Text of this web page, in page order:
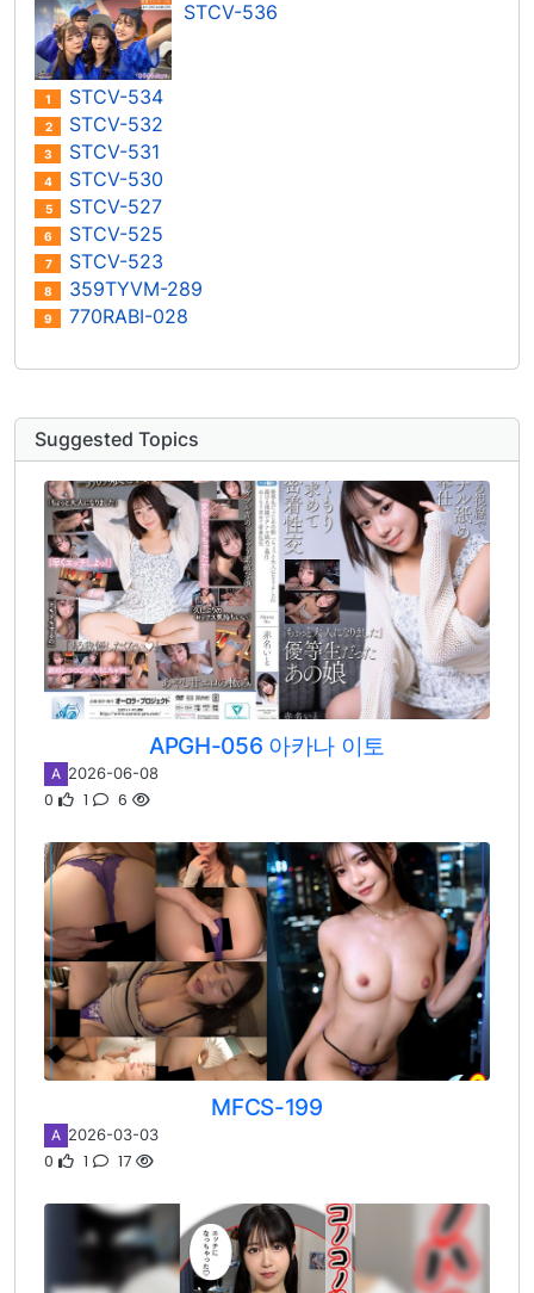
STCV-536
1 STCV-534
2 STCV-532
3 STCV-531
4 STCV-530
5 STCV-527
6 STCV-525
7 STCV-523
8 359TYVM-289
9 770RABI-028
Suggested Topics
APGH-056 아카나 이토
A 2026-06-08
0 1 6
MFCS-199
A 2026-03-03
0 1 17